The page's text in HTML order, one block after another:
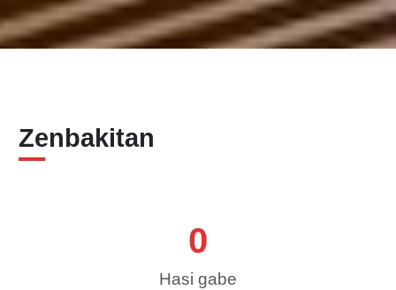
Zenbakitan
0
Hasi gabe